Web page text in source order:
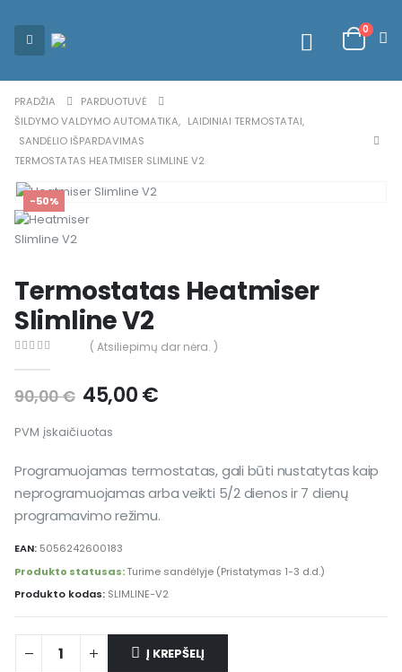
0
PRADŽIA
PARDUOTUVĖ
ŠILDYMO VALDYMO AUTOMATIKA, LAIDINIAI TERMOSTATAI,
SANDĖLIO IŠPARDAVIMAS
TERMOSTATAS HEATMISER SLIMLINE V2
-50%
Termostatas Heatmiser
Slimline V2
( Atsiliepimų dar nėra. )
90,00€ 45,00€
PVM įskaičiuotas
Programuojamas termostatas, gali būti nustatytas kaip
neprogramuojamas arba veikti 5/2 dienos ir 7 dienų
programavimo režimu.
EAN: 5056242600183
Produkto statusas:Turime sandėlyje (Pristatymas 1-3 d.d.)
Produkto kodas: SLIMLINE-V2
Į KREPŠELĮ